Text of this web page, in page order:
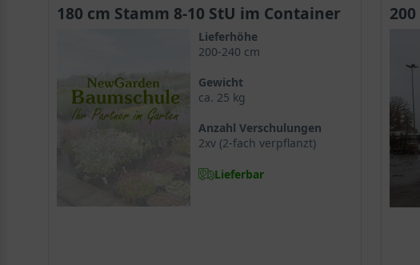
gehört zur Gattung derAhornbäume und wird der großen
Sorte als Geheimtipp unter den Kugelformen und ist bisher wenig
Der Kugel-Feldahorn zeichnet sich durch eine langsame
präsentiert sich mit einer besonders formschönen, dichten
Ausstrahlung versprüht.
Großes Verbreitungsgebiet über Europa hinaus
Der Wildtyp Acer campestre gilt als die
mit dem
180 cm Stamm 8-10 StU im Container
Lieferhöhe
200-240 cm
Gewicht
ca. 25 kg
Anzahl Verschulungen
2xv (2-fach verpflanzt)
Lieferbar